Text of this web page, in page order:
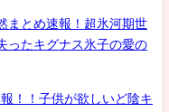
まとめ速報！超氷河期世
ったキグナス氷子の愛の
！！子供が欲しいど陰キ